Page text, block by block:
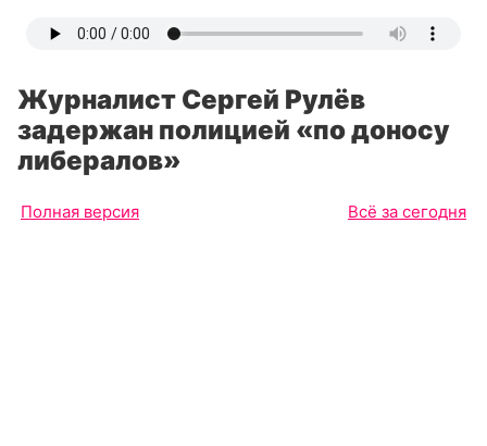
Журналист Сергей Рулёв
задержан полицией «по доносу
либералов»
Полная версия Всё за сегодня